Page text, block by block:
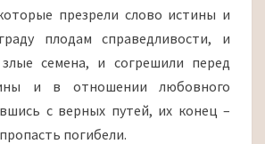
презрели слово истины и
плодам справедливости, и
семена, и согрешили перед
и в отношении любовного
с верных путей, их конец –
погибели.